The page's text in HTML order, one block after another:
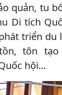
quản, tu
Di tích
triển du
tôn tạo
hội…